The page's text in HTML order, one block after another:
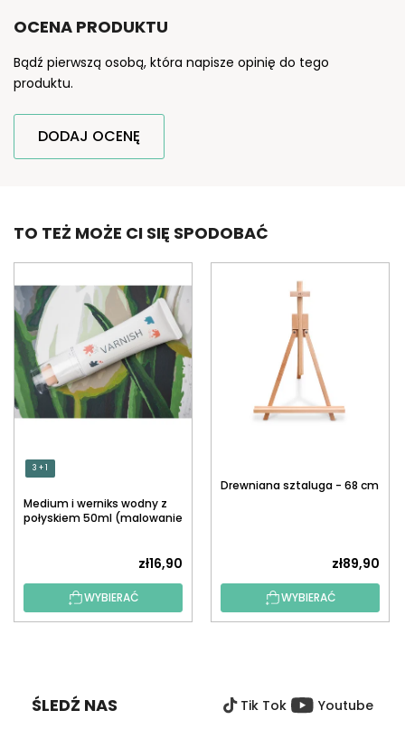
OCENA PRODUKTU
Bądź pierwszą osobą, która napisze opinię do tego
produktu.
DODAJ OCENĘ
TO TEŻ MOŻE CI SIĘ SPODOBAĆ
3 + 1
Medium i werniks wodny z
połyskiem 50ml (malowanie
zł16,90
WYBIERAĆ
Drewniana sztaluga - 68 cm
zł89,90
WYBIERAĆ
ŚLEDŹ NAS Tik Tok Youtube